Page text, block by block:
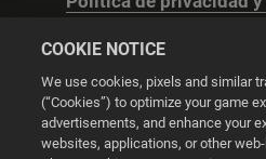
Configuración
COOKIE NOTICE
We use cookies, pixels and similar
(“Cookies”) to optimize your game
advertisements, and enhance your
websites, applications, or other